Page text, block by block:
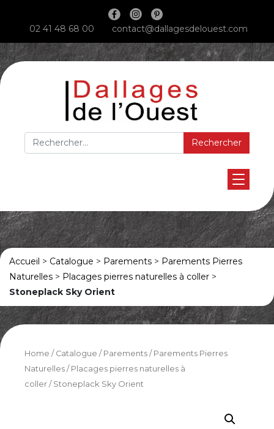
Main Navigation
02 41 48 68 00 contact@dallagesdelouest.com
Rechercher :
Accueil > Catalogue > Parements > Parements Pierres
Naturelles > Placages pierres naturelles à coller >
Stoneplack Sky Orient
Home / Catalogue / Parements / Parements Pierres
Naturelles / Placages pierres naturelles à
coller / Stoneplack Sky Orient